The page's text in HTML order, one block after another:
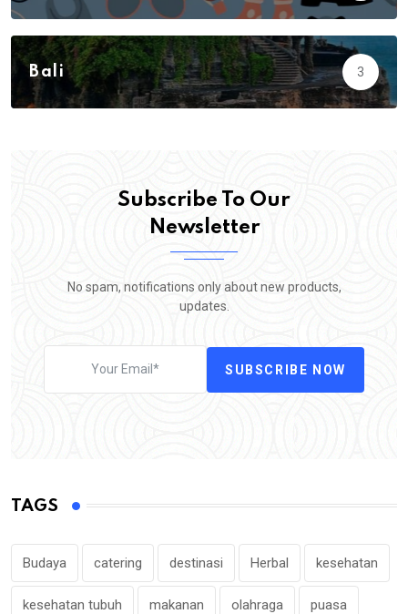
Action
Bali 3
Biology
Subscribe To Our
Newsletter
No spam, notifications only about new products,
updates.
SUBSCRIBE NOW
TAGS
Budaya catering destinasi Herbal kesehatan
kesehatan tubuh makanan olahraga puasa